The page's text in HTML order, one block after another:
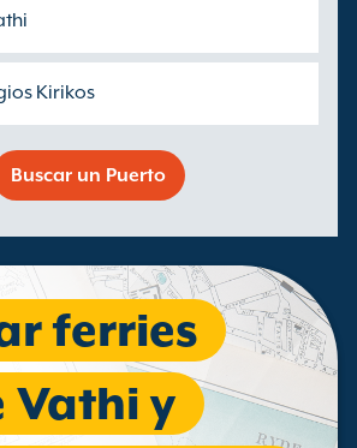
Kirikos
Buscar un Puerto
ferries
Vathi y